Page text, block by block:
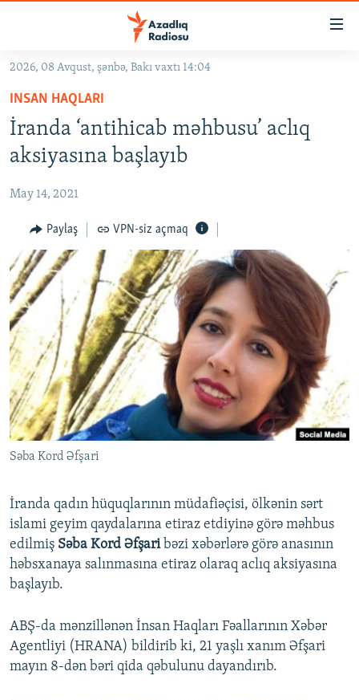
Əsas
qayıt
Əsas
naviqasiyaya
qayıt
#İZAHLA
KORRUPSIOMETR
#ƏSLINDƏ
FƏRQƏ BAX
QANUNI DOĞRU
ARAŞDIRMA
MULTIMEDIA
FOTOQALEREYA
İNFOQRAFIKA
KARIKATURA
RADIO ARXIV
OXU ZALI
AZƏRBAYCAN ƏDƏBIYYATI KITABXANASI
İSLAM VƏ DEMOKRATIYA
İZ - MƏDƏNIYYƏT PROQRAMI
HAQQIMIZDA
MISSIYAMIZ
PEŞƏ ETIKASI VƏ JURNALISTIKA STANDARTLARIMIZ
MATERIALLARIMIZDAN ISTIFADƏ
AZADLIQRADIOSU MOBIL TELEFONUNUZDA
XƏBƏR BÜLLETENLƏRIMIZ
BIZI IZLƏ
RFE/RL-in bütün saytları
2026, 08 Avqust, şənbə, Bakı vaxtı 14:04
INSAN HAQLARI
İranda ‘antihicab məhbusu’ aclıq
aksiyasına başlayıb
May 14, 2021
Paylaş VPN-siz açmaq
Səba Kord Əfşari
İranda qadın hüquqlarının müdafiəçisi, ölkənin sərt
islami geyim qaydalarına etiraz etdiyinə görə məhbus
edilmiş Səba Kord Əfşaribəzi xəbərlərə görə anasının
həbsxanaya salınmasına etiraz olaraq aclıq aksiyasına
başlayıb.
ABŞ-da mənzillənən İnsan Haqları Fəallarının Xəbər
Agentliyi (HRANA) bildirib ki, 21 yaşlı xanım Əfşari
mayın 8-dən bəri qida qəbulunu dayandırıb.